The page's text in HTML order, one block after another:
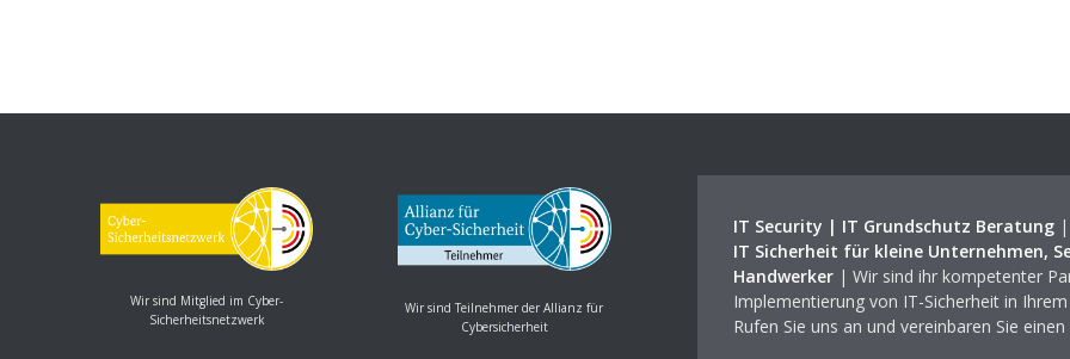
Wir sind Mitglied im Cyber-
Sicherheitsnetzwerk
Wir sind Teilnehmer der Allianz für
Cybersicherheit
IT Security | IT Grundschutz Beratung|
IT Sicherheit für kleine Unternehmen,
Handwerker| Wir sind ihr kompetenter
Implementierung von IT-Sicherheit in
Rufen Sie uns an und vereinbaren Sie